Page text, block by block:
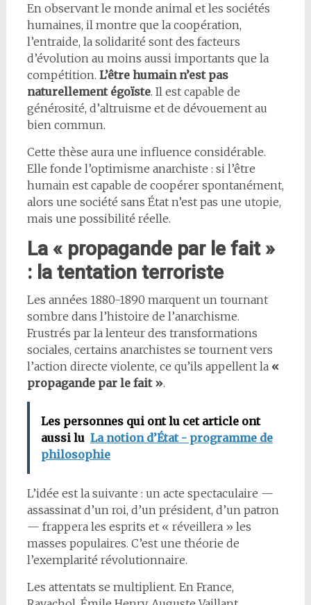
En observant le monde animal et les sociétés
humaines, il montre que la coopération,
l’entraide, la solidarité sont des facteurs
d’évolution au moins aussi importants que la
compétition. L’être humain n’est pas
naturellement égoïste. Il est capable de
générosité, d’altruisme et de dévouement au
bien commun.
Cette thèse aura une influence considérable.
Elle fonde l’optimisme anarchiste : si l’être
humain est capable de coopérer spontanément,
alors une société sans État n’est pas une utopie,
mais une possibilité réelle.
La « propagande par le fait »
: la tentation terroriste
Les années 1880-1890 marquent un tournant
sombre dans l’histoire de l’anarchisme.
Frustrés par la lenteur des transformations
sociales, certains anarchistes se tournent vers
l’action directe violente, ce qu’ils appellent la «
propagande par le fait ».
Les personnes qui ont lu cet article ont
aussi lu La notion d’État - programme de
philosophie
L’idée est la suivante : un acte spectaculaire —
assassinat d’un roi, d’un président, d’un patron
— frappera les esprits et « réveillera » les
masses populaires. C’est une théorie de
l’exemplarité révolutionnaire.
Les attentats se multiplient. En France,